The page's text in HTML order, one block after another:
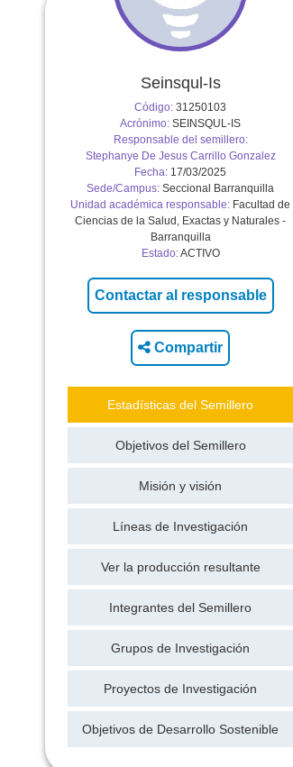
Seinsqul-Is
Código: 31250103
Acrónimo: SEINSQUL-IS
Responsable del semillero:
Stephanye De Jesus Carrillo Gonzalez
Fecha: 17/03/2025
Sede/Campus: Seccional Barranquilla
Unidad académica responsable: Facultad de
Ciencias de la Salud, Exactas y Naturales -
Barranquilla
Estado:ACTIVO
Compartir
Estadísticas del Semillero
Objetivos del Semillero
Misión y visión
Líneas de Investigación
Ver la producción resultante
Integrantes del Semillero
Grupos de Investigación
Proyectos de Investigación
Objetivos de Desarrollo Sostenible